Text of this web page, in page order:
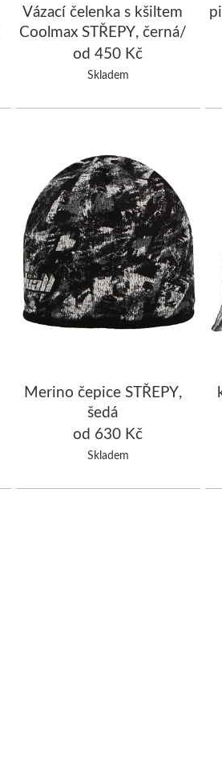
Vázací čelenka s kšiltem
Coolmax STŘEPY, černá/
šedá
od 450 Kč
Skladem
Merino čepice STŘEPY,
šedá
od 630 Kč
Skladem